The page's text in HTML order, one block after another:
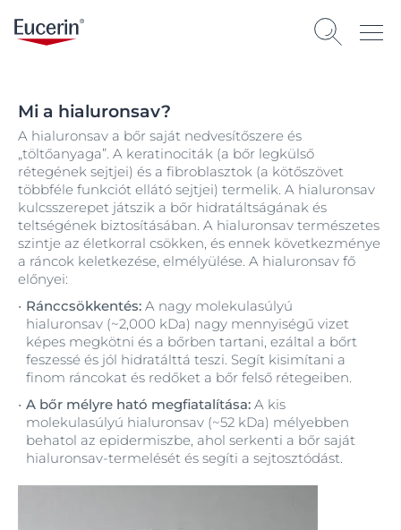
Mi a hialuronsav?
A hialuronsav a bőr saját nedvesítőszere és
„töltőanyaga”. A keratinociták (a bőr legkülső
rétegének sejtjei) és a fibroblasztok (a kötőszövet
többféle funkciót ellátó sejtjei) termelik. A hialuronsav
kulcsszerepet játszik a bőr hidratáltságának és
teltségének biztosításában. A hialuronsav természetes
szintje az életkorral csökken, és ennek következménye
a ráncok keletkezése, elmélyülése. A hialuronsav fő
előnyei:
Ránccsökkentés: A nagy molekulasúlyú
hialuronsav (~2,000 kDa) nagy mennyiségű vizet
képes megkötni és a bőrben tartani, ezáltal a bőrt
feszessé és jól hidratálttá teszi. Segít kisimítani a
finom ráncokat és redőket a bőr felső rétegeiben.
A bőr mélyre ható megfiatalítása: A kis
molekulasúlyú hialuronsav (~52 kDa) mélyebben
behatol az epidermiszbe, ahol serkenti a bőr saját
hialuronsav-termelését és segíti a sejtosztódást.